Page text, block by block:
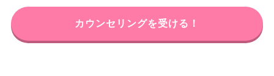
カウンセリングを受ける！